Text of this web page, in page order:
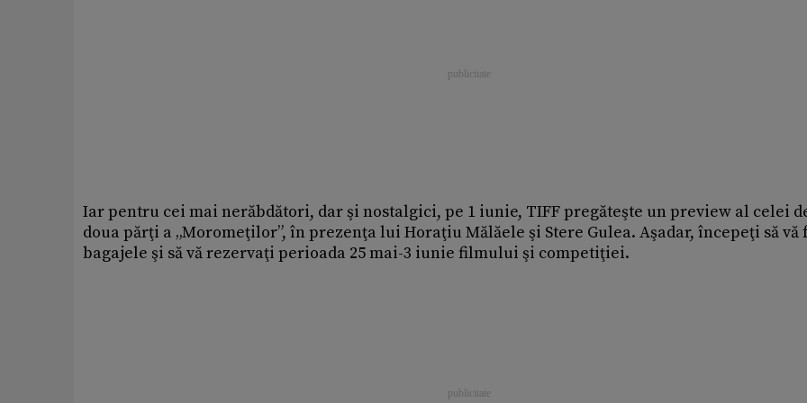
Iar pentru cei mai nerăbdători, dar şi nostalgici, pe 1 iunie, TIFF pregăteşte un preview al celei
doua părţi a „Moromeţilor”, în prezenţa lui Horaţiu Mălăele şi Stere Gulea. Aşadar, începeţi să vă
bagajele şi să vă rezervaţi perioada 25 mai-3 iunie filmului şi competiţiei.